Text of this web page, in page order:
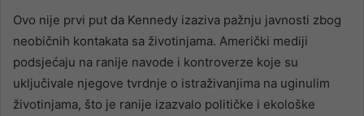
Ovo nije prvi put da Kennedy izaziva pažnju javnosti zbog
neobičnih kontakata sa životinjama. Američki mediji
podsjećaju na ranije navode i kontroverze koje su
uključivale njegove tvrdnje o istraživanjima na uginulim
životinjama, što je ranije izazvalo političke i ekološke